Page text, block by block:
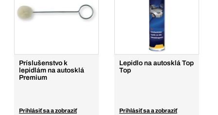
Príslušenstvo k
lepidlám na autosklá
Premium
Prihlásiť sa a zobraziť
Lepidlo na autosklá Top
Top
Prihlásiť sa a zobraziť